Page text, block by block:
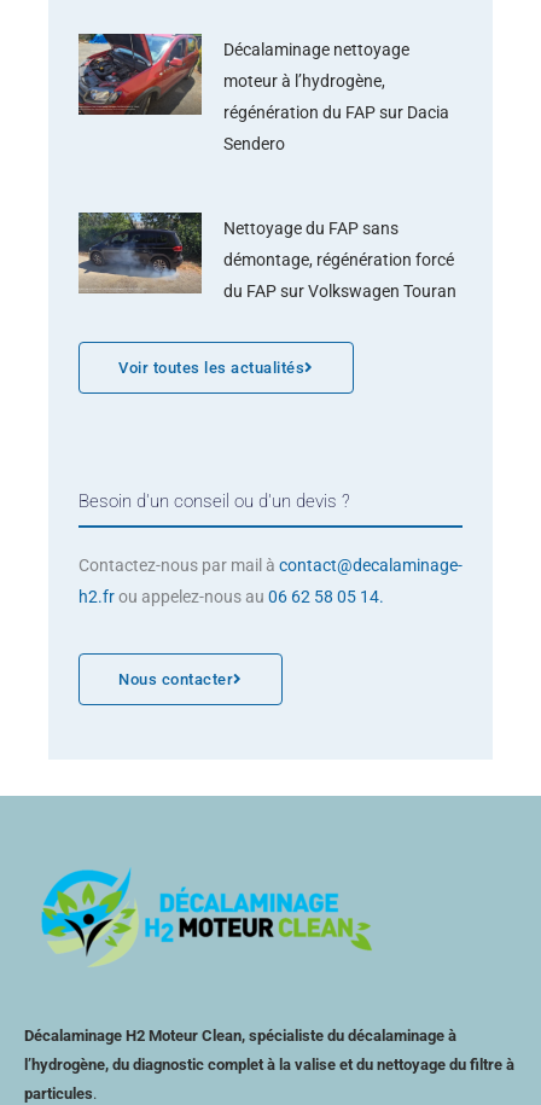
Décalaminage nettoyage
moteur à l’hydrogène,
régénération du FAP sur Dacia
Sendero
Nettoyage du FAP sans
démontage, régénération forcé
du FAP sur Volkswagen Touran
Voir toutes les actualités
Besoin d'un conseil ou d'un devis ?
Contactez-nous par mail à contact@decalaminage-
h2.frou appelez-nous au 06 62 58 05 14.
Nous contacter
Décalaminage H2 Moteur Clean, spécialiste du décalaminage à
l’hydrogène, du diagnostic complet à la valise et du nettoyage du filtre à
particules.